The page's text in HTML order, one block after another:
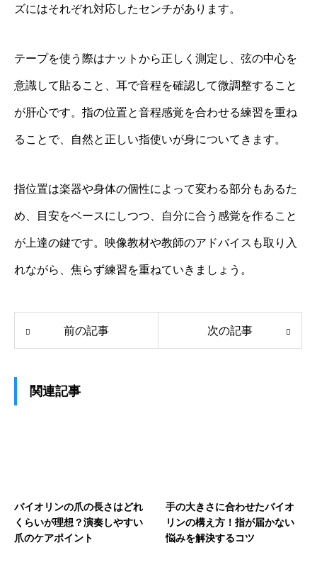
ズにはそれぞれ対応したセンチがあります。
テープを使う際はナットから正しく測定し、弦の中心を
意識して貼ること、耳で音程を確認して微調整すること
が肝心です。指の位置と音程感覚を合わせる練習を重ね
ることで、自然と正しい指使いが身についてきます。
指位置は楽器や身体の個性によって変わる部分もあるた
め、目安をベースにしつつ、自分に合う感覚を作ること
が上達の鍵です。映像教材や教師のアドバイスも取り入
れながら、焦らず練習を重ねていきましょう。
前の記事 次の記事
関連記事
バイオリンの爪の長さはどれ
くらいが理想？演奏しやすい
爪のケアポイント
手の大きさに合わせたバイオ
リンの構え方！指が届かない
悩みを解決するコツ